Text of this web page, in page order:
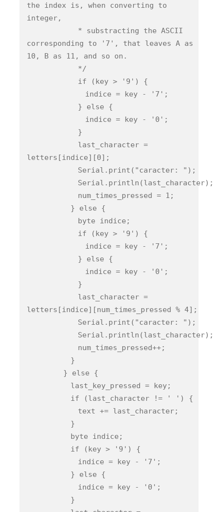
the index is, when converting to
integer,
* substracting the ASCII
corresponding to '7', that leaves A as
10, B as 11, and so on.
*/
if (key > '9') {
indice = key - '7';
} else {
indice = key - '0';
}
last_character =
letters[indice][0];
Serial.print("caracter: ");
Serial.println(last_character);
num_times_pressed = 1;
} else {
byte indice;
if (key > '9') {
indice = key - '7';
} else {
indice = key - '0';
}
last_character =
letters[indice][num_times_pressed % 4];
Serial.print("caracter: ");
Serial.println(last_character);
num_times_pressed++;
}
} else {
last_key_pressed = key;
if (last_character != ' ') {
text += last_character;
}
byte indice;
if (key > '9') {
indice = key - '7';
} else {
indice = key - '0';
}